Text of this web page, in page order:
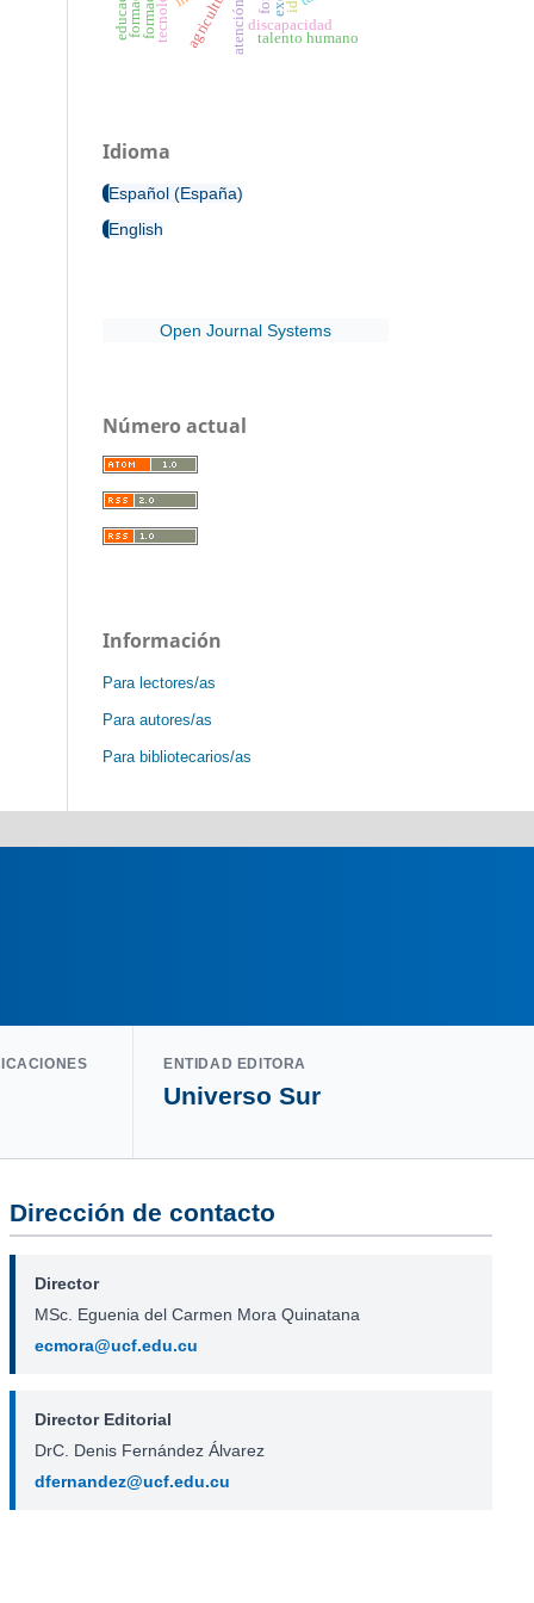
discapacidad
agricultura talento humano
Idioma
Español (España)
English
Open Journal Systems
Número actual
Información
Para lectores/as
Para autores/as
Para bibliotecarios/as
ENTIDAD EDITORA
Universo Sur
Dirección de contacto
Director
MSc. Eguenia del Carmen Mora Quinatana
ecmora@ucf.edu.cu
Director Editorial
DrC. Denis Fernández Álvarez
dfernandez@ucf.edu.cu